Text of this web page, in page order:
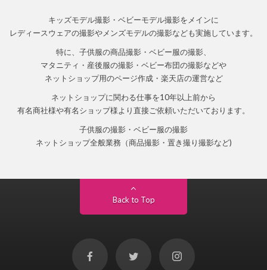
キッズモデル撮影・ベビーモデル撮影をメインに
レディースウェアの撮影やメンズモデルの撮影なども実施しています。
特に、子供服の商品撮影・ベビー服の撮影、
マタニティ・産後服の撮影・ベビー布団の撮影などや
ネットショップ用のページ作成・楽天店の運営など
ネットショップに関わる仕事を10年以上前から
有名商社様や有名ショップ様より直接ご依頼いただいております。
子供服の撮影・ベビー服の撮影
ネットショップ全般業務（商品撮影・置き撮り撮影など)
Back to Top